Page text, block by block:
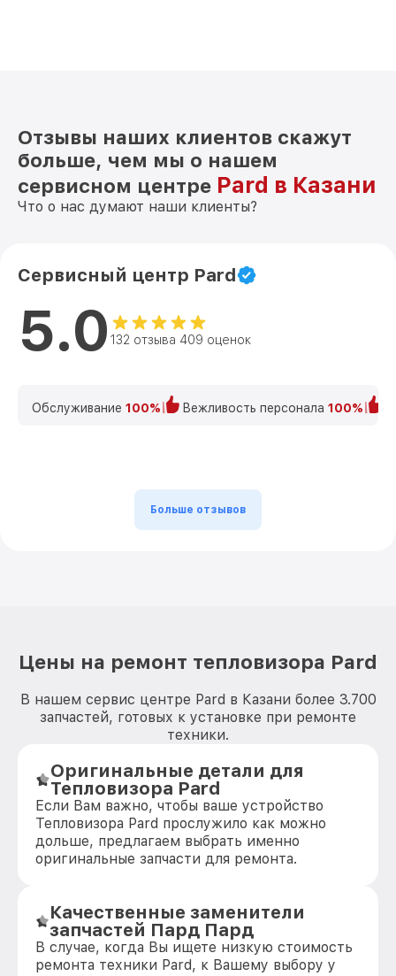
Отзывы наших клиентов скажут
больше, чем мы о нашем
сервисном центре Pard в Казани
Что о нас думают наши клиенты?
Сервисный центр Pard
5.0 132 отзыва 409 оценок
Обслуживание 100% Вежливость персонала 100%
Больше отзывов
Цены на ремонт тепловизора Pard
В нашем сервис центре Pard в Казани более 3.700
запчастей, готовых к установке при ремонте
техники.
Оригинальные детали для
Тепловизора Pard
Если Вам важно, чтобы ваше устройство
Тепловизора Pard прослужило как можно
дольше, предлагаем выбрать именно
оригинальные запчасти для ремонта.
Качественные заменители
запчастей Пард Пард
В случае, когда Вы ищете низкую стоимость
ремонта техники Pard, к Вашему выбору у